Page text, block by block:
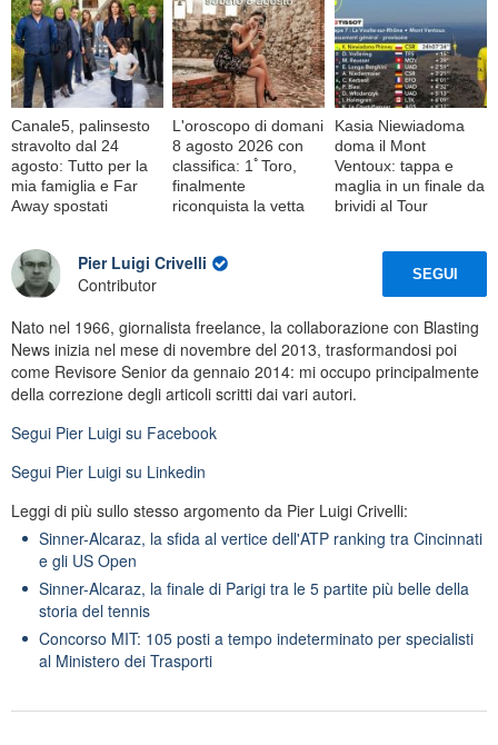
Canale5, palinsesto
stravolto dal 24
agosto: Tutto per la
mia famiglia e Far
Away spostati
L'oroscopo di domani
8 agosto 2026 con
classifica: 1ﾟToro,
finalmente
riconquista la vetta
Kasia Niewiadoma
doma il Mont
Ventoux: tappa e
maglia in un finale da
brividi al Tour
Pier Luigi Crivelli
Contributor
SEGUI
Nato nel 1966, giornalista freelance, la collaborazione con Blasting
News inizia nel mese di novembre del 2013, trasformandosi poi
come Revisore Senior da gennaio 2014: mi occupo principalmente
della correzione degli articoli scritti dai vari autori.
Segui Pier Luigi su Facebook
Segui Pier Luigi su Linkedin
Leggi di più sullo stesso argomento da Pier Luigi Crivelli:
Sinner-Alcaraz, la sfida al vertice dell'ATP ranking tra Cincinnati
e gli US Open
Sinner-Alcaraz, la finale di Parigi tra le 5 partite più belle della
storia del tennis
Concorso MIT: 105 posti a tempo indeterminato per specialisti
al Ministero dei Trasporti